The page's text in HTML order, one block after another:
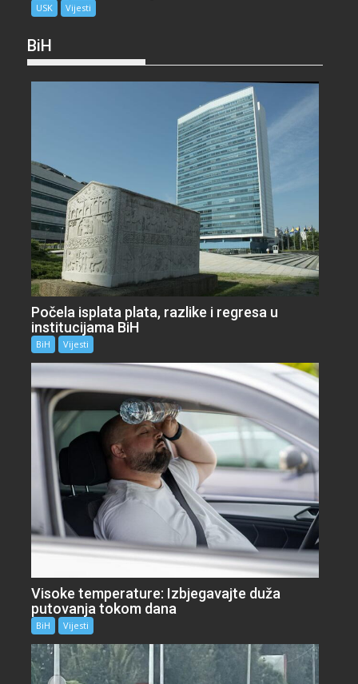
USK Vijesti
BiH
Počela isplata plata, razlike i regresa u
institucijama BiH
BiH Vijesti
Visoke temperature: Izbjegavajte duža
putovanja tokom dana
BiH Vijesti